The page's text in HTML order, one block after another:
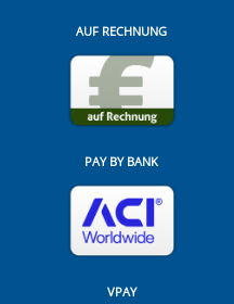
AUF RECHNUNG
PAY BY BANK
VPAY